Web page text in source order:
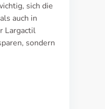
sich die
auch in
Largactil
sondern